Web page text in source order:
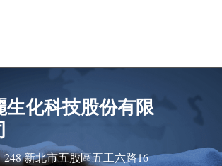
生化科技股份有限
248 新北市五股區五工六路16